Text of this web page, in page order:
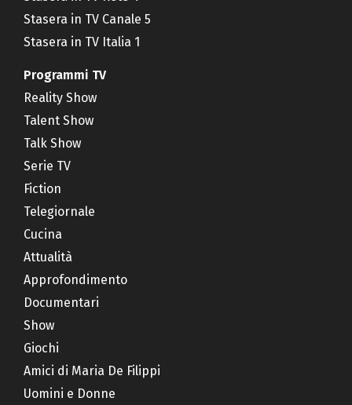
Stasera in TV Canale 5
Stasera in TV Italia 1
Programmi TV
Reality Show
Talent Show
Talk Show
Serie TV
Fiction
Telegiornale
Cucina
Attualità
Approfondimento
Documentari
Show
Giochi
Amici di Maria De Filippi
Uomini e Donne